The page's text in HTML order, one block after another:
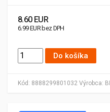
Kód: 8888299801032 Výrobca:
8.60 EUR
6.99 EUR bez DPH
Do košíka